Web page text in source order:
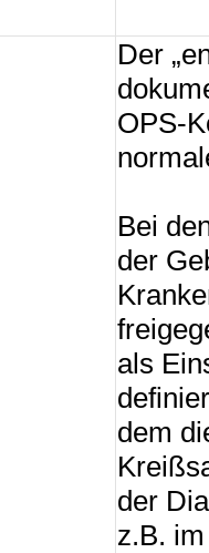
Der
OPS-
Bei
der
als
dem
der
z.B.